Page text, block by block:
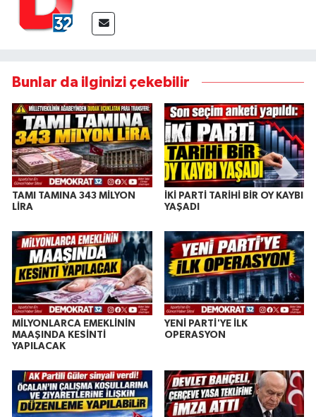
Bunlar da ilginizi çekebilir
TAMI TAMINA 343 MİLYON
LİRA
İKİ PARTİ TARİHİ BİR OY KAYBI
YAŞADI
MİLYONLARCA EMEKLİNİN
MAAŞINDA KESİNTİ
YAPILACAK
YENİ PARTİ'YE İLK
OPERASYON